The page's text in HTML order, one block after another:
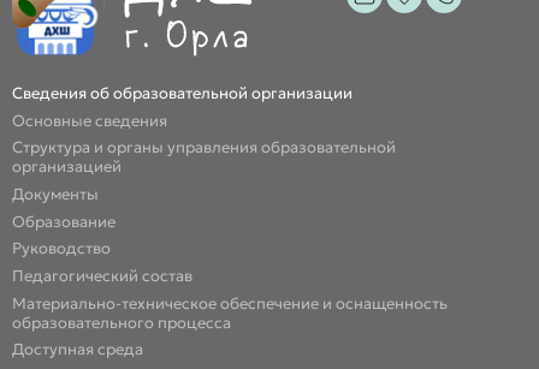
Сведения об образовательной организации
Основные сведения
Структура и органы управления образовательной
организацией
Документы
Образование
Руководство
Педагогический состав
Материально-техническое обеспечение и оснащенность
образовательного процесса
Доступная среда